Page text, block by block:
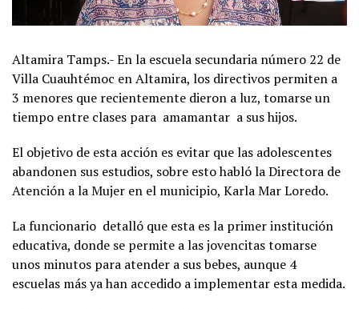
Altamira Tamps.- En la escuela secundaria número 22 de
Villa Cuauhtémoc en Altamira, los directivos permiten a
3 menores que recientemente dieron a luz, tomarse un
tiempo entre clases para amamantar a sus hijos.
El objetivo de esta acción es evitar que las adolescentes
abandonen sus estudios, sobre esto habló la Directora de
Atención a la Mujer en el municipio, Karla Mar Loredo.
La funcionario detalló que esta es la primer institución
educativa, donde se permite a las jovencitas tomarse
unos minutos para atender a sus bebes, aunque 4
escuelas más ya han accedido a implementar esta medida.